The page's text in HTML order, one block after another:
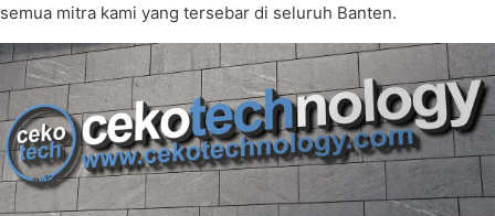
semua mitra kami yang tersebar di seluruh Banten.